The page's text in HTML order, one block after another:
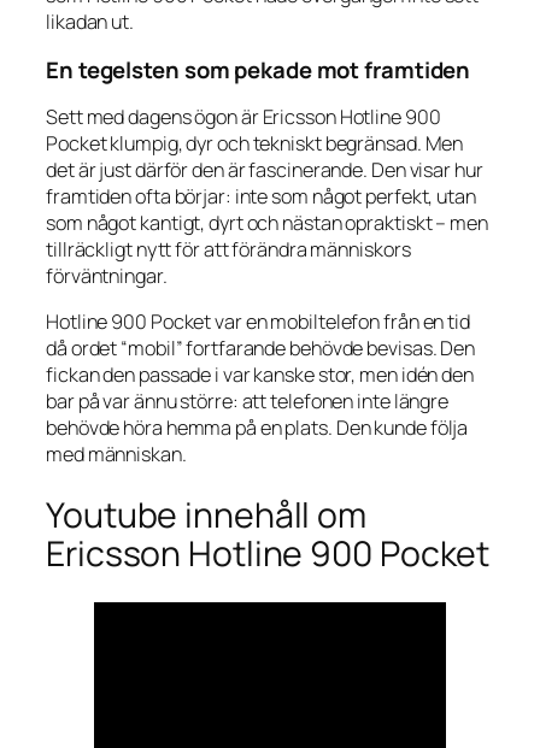
likadan ut.
En tegelsten som pekade mot framtiden
Sett med dagens ögon är Ericsson Hotline 900
Pocket klumpig, dyr och tekniskt begränsad. Men
det är just därför den är fascinerande. Den visar hur
framtiden ofta börjar: inte som något perfekt, utan
som något kantigt, dyrt och nästan opraktiskt – men
tillräckligt nytt för att förändra människors
förväntningar.
Hotline 900 Pocket var en mobiltelefon från en tid
då ordet “mobil” fortfarande behövde bevisas. Den
fickan den passade i var kanske stor, men idén den
bar på var ännu större: att telefonen inte längre
behövde höra hemma på en plats. Den kunde följa
med människan.
Youtube innehåll om
Ericsson Hotline 900 Pocket